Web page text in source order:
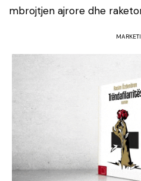
mbrojtjen ajrore dhe